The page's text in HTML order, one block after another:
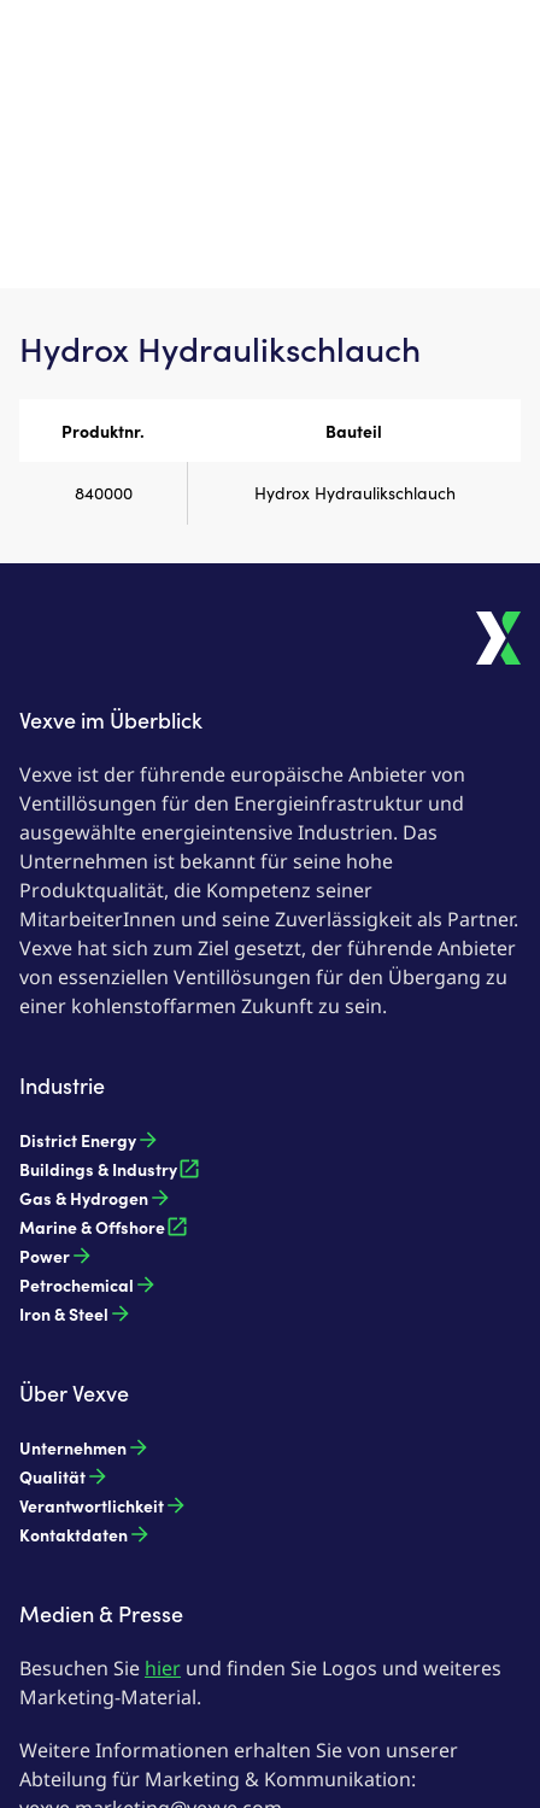
Hydrox Hyd­rau­lik­schlauch
Produktnr. Bauteil
840000 Hydrox Hydraulikschlauch
Vexve im Überblick
Vexve ist der führende europäische Anbieter von
Ventillösungen für den Energieinfrastruktur und
ausgewählte energieintensive Industrien. Das
Unternehmen ist bekannt für seine hohe
Produktqualität, die Kompetenz seiner
MitarbeiterInnen und seine Zuverlässigkeit als Partner.
Vexve hat sich zum Ziel gesetzt, der führende Anbieter
von essenziellen Ventillösungen für den Übergang zu
einer kohlenstoffarmen Zukunft zu sein.
Industrie
District Energy
Buildings & Industry
Gas & Hydrogen
Marine & Offshore
Power
Petrochemical
Iron & Steel
Über Vexve
Unternehmen
Qualität
Verantwortlichkeit
Kontaktdaten
Medien & Presse
Besuchen Sie hier und finden Sie Logos und weiteres
Marketing-Material.
Weitere Informationen erhalten Sie von unserer
Abteilung für Marketing & Kommunikation: